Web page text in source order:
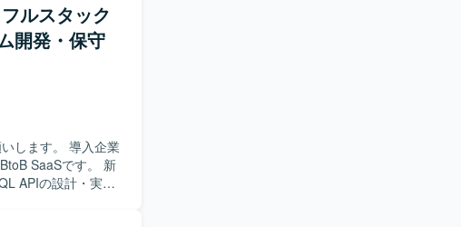
ルスタック
開発・保守
します。 導入企業
SaaSです。 新
APIの設計・実装